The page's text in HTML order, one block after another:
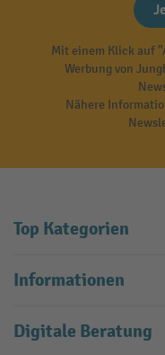
Mit einem Klick auf
Werbung von
Nähere
Top Kategorien
Informationen
Digitale Beratung